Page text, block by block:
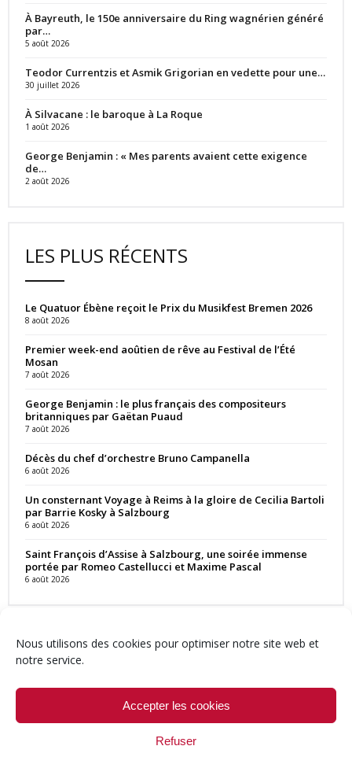
Nous utilisons des cookies pour optimiser notre site web et
notre service.
Accepter les cookies
Refuser
À Bayreuth, le 150e anniversaire du Ring wagnérien généré
par…
5 août 2026
Teodor Currentzis et Asmik Grigorian en vedette pour une…
30 juillet 2026
À Silvacane : le baroque à La Roque
1 août 2026
George Benjamin : « Mes parents avaient cette exigence
de…
2 août 2026
LES PLUS RÉCENTS
Le Quatuor Ébène reçoit le Prix du Musikfest Bremen 2026
8 août 2026
Premier week-end aoûtien de rêve au Festival de l’Été
Mosan
7 août 2026
George Benjamin : le plus français des compositeurs
britanniques par Gaëtan Puaud
7 août 2026
Décès du chef d’orchestre Bruno Campanella
6 août 2026
Un consternant Voyage à Reims à la gloire de Cecilia Bartoli
par Barrie Kosky à Salzbourg
6 août 2026
Saint François d’Assise à Salzbourg, une soirée immense
portée par Romeo Castellucci et Maxime Pascal
6 août 2026